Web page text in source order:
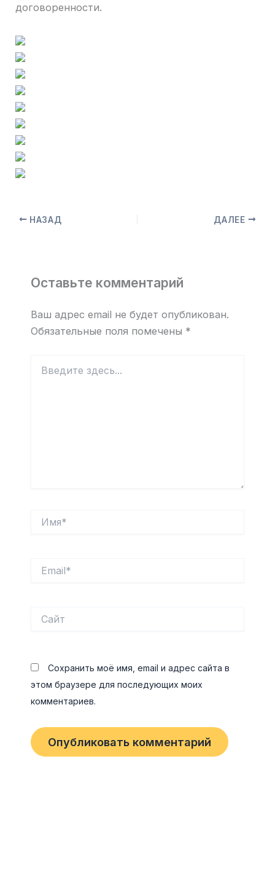
договоренности.
НАЗАД ДАЛЕЕ
Оставьте комментарий
Ваш адрес email не будет опубликован.
Обязательные поля помечены *
здесь...
Сохранить моё имя, email и адрес сайта в
этом браузере для последующих моих
комментариев.